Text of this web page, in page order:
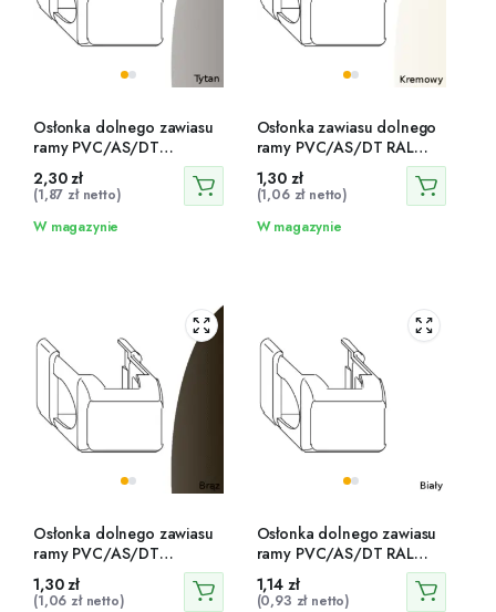
Osłonka dolnego zawiasu
ramy PVC/AS/DT
tytanowa – 42048
2,30zł
(1,87 złnetto)
W magazynie
Osłonka zawiasu dolnego
ramy PVC/AS/DT RAL
9001 – 42207
1,30 zł
(1,06 złnetto)
W magazynie
Osłonka dolnego zawiasu
ramy PVC/AS/DT
brązowa – 42195
1,30zł
(1,06 złnetto)
Osłonka dolnego zawiasu
ramy PVC/AS/DT RAL
9016 – 41742
1,14 zł
(0,93 złnetto)